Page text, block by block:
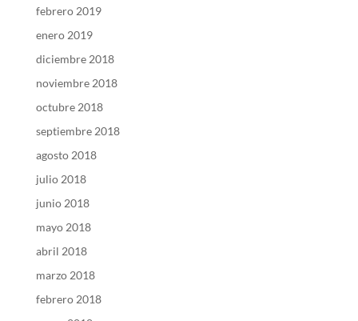
febrero 2019
enero 2019
diciembre 2018
noviembre 2018
octubre 2018
septiembre 2018
agosto 2018
julio 2018
junio 2018
mayo 2018
abril 2018
marzo 2018
febrero 2018